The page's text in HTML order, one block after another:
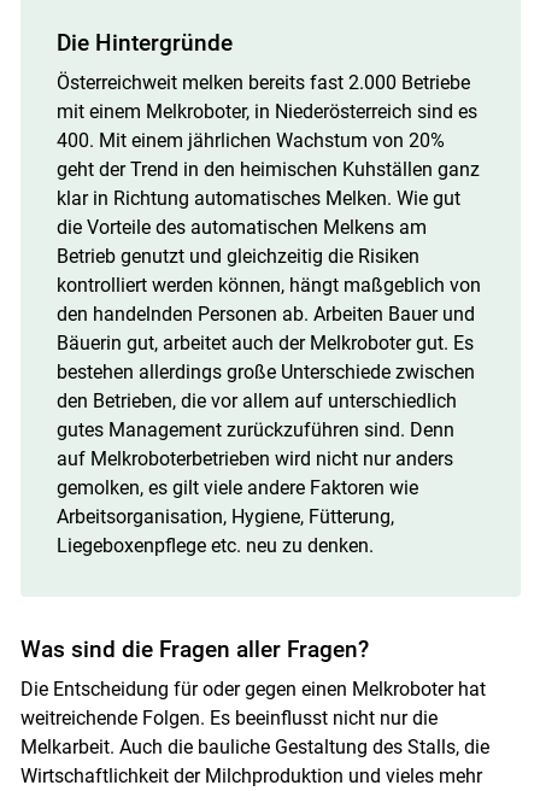
Die Hintergründe
Österreichweit melken bereits fast 2.000 Betriebe
mit einem Melkroboter, in Niederösterreich sind es
400. Mit einem jährlichen Wachstum von 20%
geht der Trend in den heimischen Kuhställen ganz
klar in Richtung automatisches Melken. Wie gut
die Vorteile des automatischen Melkens am
Betrieb genutzt und gleichzeitig die Risiken
kontrolliert werden können, hängt maßgeblich von
den handelnden Personen ab. Arbeiten Bauer und
Bäuerin gut, arbeitet auch der Melkroboter gut. Es
bestehen allerdings große Unterschiede zwischen
den Betrieben, die vor allem auf unterschiedlich
gutes Management zurückzuführen sind. Denn
auf Melkroboterbetrieben wird nicht nur anders
gemolken, es gilt viele andere Faktoren wie
Arbeitsorganisation, Hygiene, Fütterung,
Liegeboxenpflege etc. neu zu denken.
Was sind die Fragen aller Fragen?
Die Entscheidung für oder gegen einen Melkroboter hat
weitreichende Folgen. Es beeinflusst nicht nur die
Melkarbeit. Auch die bauliche Gestaltung des Stalls, die
Wirtschaftlichkeit der Milchproduktion und vieles mehr